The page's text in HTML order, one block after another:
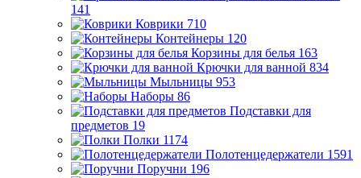
141
Коврики 710
Контейнеры 120
Корзины для белья 163
Крючки для ванной 834
Мыльницы 953
Наборы 86
Подставки для
предметов 19
Полки 1174
Полотенцедержатели 1591
Поручни 196